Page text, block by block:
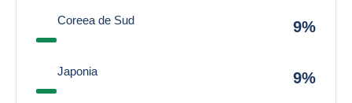
Coreea de Sud 9%
Japonia 9%